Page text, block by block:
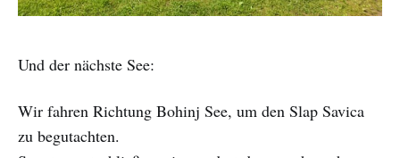
Und der nächste See:
Wir fahren Richtung Bohinj See, um den Slap Savica
zu begutachten.